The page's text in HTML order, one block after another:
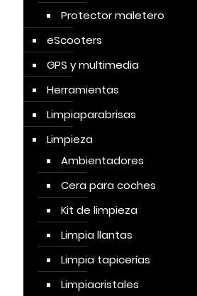
Protector maletero
eScooters
GPS y multimedia
Herramientas
Limpiaparabrisas
Limpieza
Ambientadores
Cera para coches
Kit de limpieza
Limpia llantas
Limpia tapicerías
Limpiacristales